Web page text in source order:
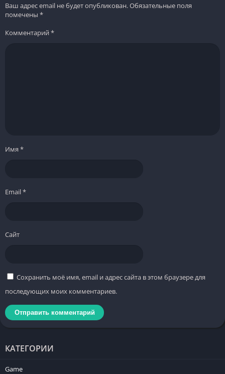
Ваш адрес email не будет опубликован.Обязательные поля
помечены *
Комментарий*
Имя *
Email*
Сайт
Сохранить моё имя, email и адрес сайта в этом браузере для
последующих моих комментариев.
КАТЕГОРИИ
Game